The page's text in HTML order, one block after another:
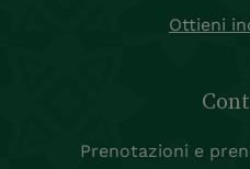
Ottieni
Prenotazioni e